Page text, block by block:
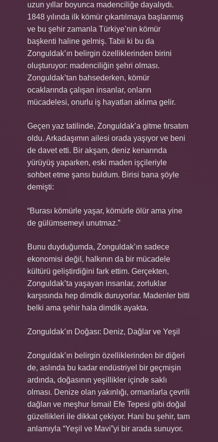
uzun yıllar boyunca madenciliğe dayalıydı.
1848 yılında ilk kömür çıkartılmaya başlanmış
ve bu şehir zamanla Türkiye’nin kömür
başkenti haline gelmiş. Tabii ki bu da
Zonguldak’ın belirgin özelliklerinden birini
oluşturuyor: madenciliğin şehri olması.
Zonguldak’tan bahsederken, kömür
ocaklarında çalışan insanlar, onların
mücadelesi, onurlu iş hayatları aklıma gelir.
Geçen yaz tatilinde, Zonguldak’a gitme fırsatım
oldu. Arkadaşımın ailesi orada yaşıyor ve beni
de davet etti. Bir akşam, deniz kenarında
yürüyüş yaparken, eski maden işçileriyle
sohbet etme şansı buldum. Birisi bana şöyle
demişti:
“Burası kömürle yaşar, kömürle ölür ama yine
de gülümsemeyi unutmaz.”
Bunu duyduğumda, Zonguldak’ın sadece
ekonomisi değil, halkının da bir mücadele
kültürü geliştirdiğini fark ettim. Gerçekten,
Zonguldak’ta yaşayan insanlar, zorluklar
karşısında hep dimdik duruyorlar. Madenler bitti
belki ama şehir hala dimdik ayakta.
Zonguldak’ın Doğası: Deniz, Dağlar ve Yeşil
Zonguldak’ın belirgin özelliklerinden bir diğeri
de, aslında bu kadar endüstriyel bir geçmişin
ardında, doğasının yeşillikler içinde saklı
olması. Denize olan yakınlığı, ormanlarla çevrili
dağları ve meşhur İsmail Efe Tepesi gibi doğal
güzellikleri ile dikkat çekiyor. Hani bu şehir, tam
anlamıyla “Yeşil ve Mavi”yi bir arada sunuyor.